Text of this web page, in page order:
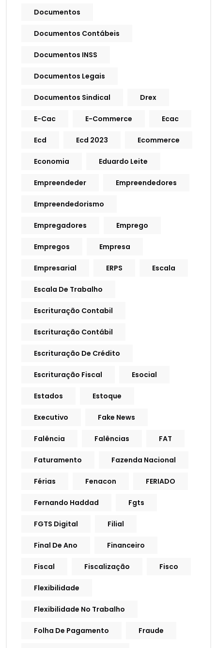
Documentos
Documentos Contábeis
Documentos INSS
Documentos Legais
Documentos Sindical Drex
E-Cac E-Commerce Ecac
Ecd Ecd 2023 Ecommerce
Economia Eduardo Leite
Empreendeder Empreendedores
Empreendedorismo
Empregadores Emprego
Empregos Empresa
Empresarial ERPS Escala
Escala De Trabalho
Escrituração Contabil
Escrituração Contábil
Escrituração De Crédito
Escrituração Fiscal Esocial
Estados Estoque
Executivo Fake News
Falência Falências FAT
Faturamento Fazenda Nacional
Férias Fenacon FERIADO
Fernando Haddad Fgts
FGTS Digital Filial
Final De Ano Financeiro
Fiscal Fiscalização Fisco
Flexibilidade
Flexibilidade No Trabalho
Folha De Pagamento Fraude